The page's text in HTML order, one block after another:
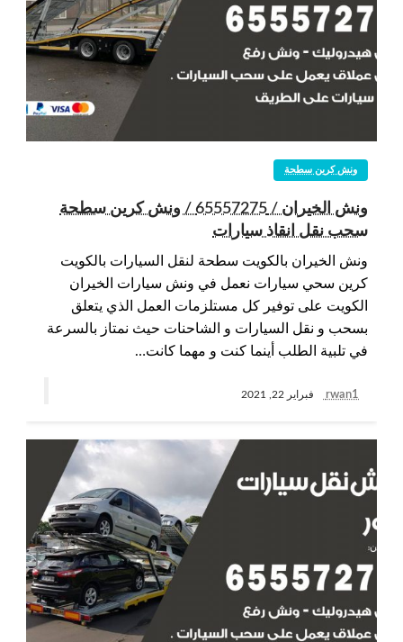
ونش كرين سطحة
ونش الخيران / 65557275 / ونش كرين سطحة
سحب نقل انقاذ سيارات
ونش الخيران بالكويت سطحة لنقل السيارات بالكويت
كرين سحي سيارات نعمل في ونش سيارات الخيران
الكويت على توفير كل مستلزمات العمل الذي يتعلق
بسحب و نقل السيارات و الشاحنات حيث نمتاز بالسرعة
في تلبية الطلب أينما كنت و مهما كانت…
rwan1 فبراير 22, 2021